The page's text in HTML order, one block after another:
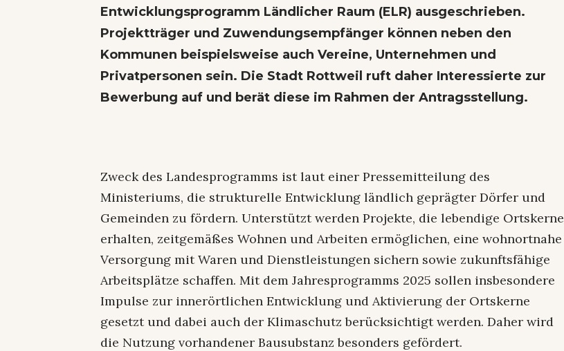
Entwicklungsprogramm Ländlicher Raum (ELR) ausgeschrieben.
Projektträger und Zuwendungsempfänger können neben den
Kommunen beispielsweise auch Vereine, Unternehmen und
Privatpersonen sein. Die Stadt Rottweil ruft daher Interessierte zur
Bewerbung auf und berät diese im Rahmen der Antragsstellung.
Zweck des Landesprogramms ist laut einer Pressemitteilung des
Ministeriums, die strukturelle Entwicklung ländlich geprägter Dörfer und
Gemeinden zu fördern. Unterstützt werden Projekte, die lebendige Ortskerne
erhalten, zeitgemäßes Wohnen und Arbeiten ermöglichen, eine wohnortnahe
Versorgung mit Waren und Dienstleistungen sichern sowie zukunftsfähige
Arbeitsplätze schaffen. Mit dem Jahresprogramms 2025 sollen insbesondere
Impulse zur innerörtlichen Entwicklung und Aktivierung der Ortskerne
gesetzt und dabei auch der Klimaschutz berücksichtigt werden. Daher wird
die Nutzung vorhandener Bausubstanz besonders gefördert.